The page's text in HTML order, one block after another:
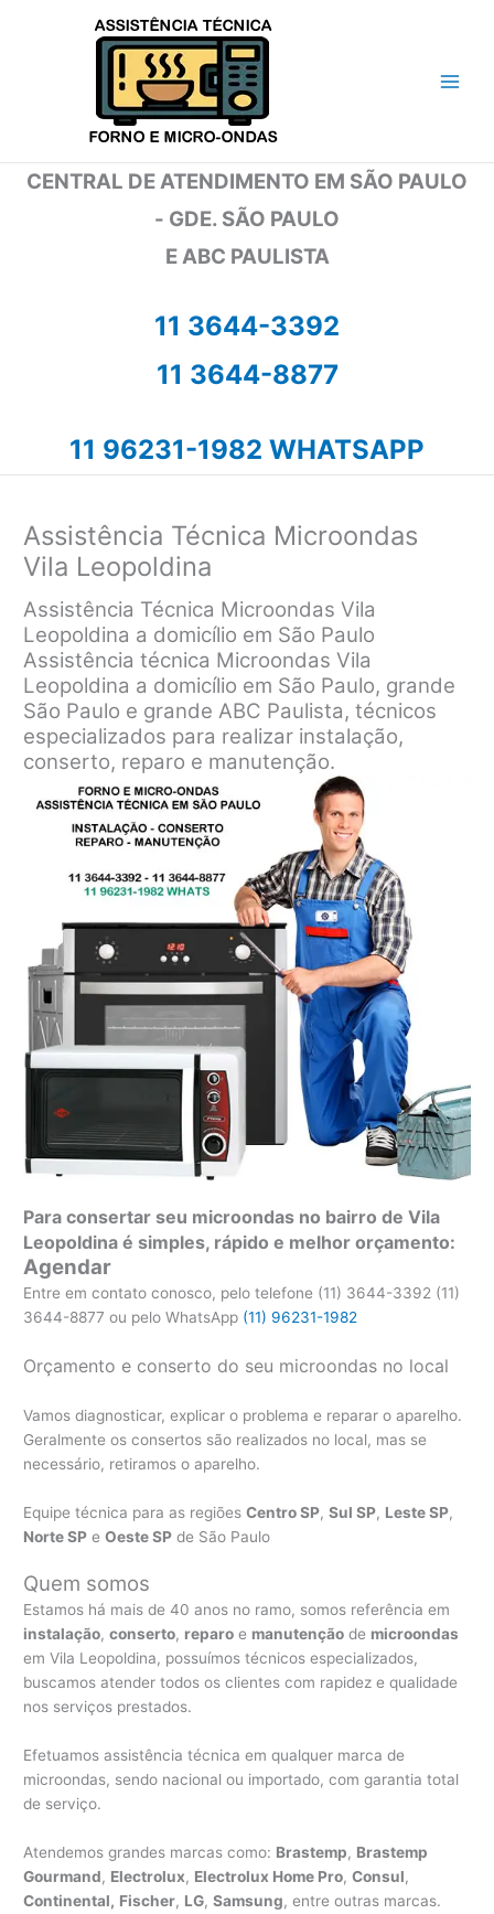
CENTRAL DE ATENDIMENTO EM SÃO PAULO
- GDE. SÃO PAULO
E ABC PAULISTA
11 3644-3392
11 3644-8877
11 96231-1982 WHATSAPP
Assistência Técnica Microondas
Vila Leopoldina
Assistência Técnica Microondas Vila
Leopoldina a domicílio em São Paulo
Assistência técnica Microondas Vila
Leopoldina a domicílio em São Paulo, grande
São Paulo e grande ABC Paulista, técnicos
especializados para realizar instalação,
conserto, reparo e manutenção.
Para consertar seu microondas no bairro de Vila
Leopoldina é simples, rápido e melhor orçamento:
Agendar
Entre em contato conosco, pelo telefone (11) 3644-3392 (11)
3644-8877 ou pelo WhatsApp (11) 96231-1982
Orçamento e conserto do seu microondas no local
Vamos diagnosticar, explicar o problema e reparar o aparelho.
Geralmente os consertos são realizados no local, mas se
necessário, retiramos o aparelho.
Equipe técnica para as regiõesCentro SP,Sul SP, Leste SP,
Norte SP eOeste SP de São Paulo
Quem somos
Estamos há mais de 40 anos no ramo, somos referência em
instalação,conserto, reparo e manutenção de microondas
em Vila Leopoldina, possuímos técnicos especializados,
buscamos atender todos os clientes com rapidez e qualidade
nos serviços prestados.
Efetuamos assistência técnica em qualquer marca de
microondas, sendo nacional ou importado, com garantia total
de serviço.
Atendemos grandes marcas como: Brastemp, Brastemp
Gourmand, Electrolux, Electrolux Home Pro,Consul,
Continental, Fischer, LG,Samsung, entre outras marcas.